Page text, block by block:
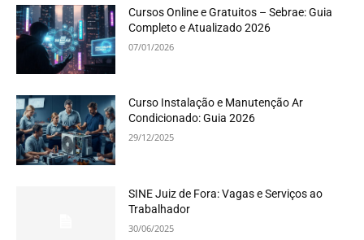
Cursos Online e Gratuitos – Sebrae: Guia
Completo e Atualizado 2026
07/01/2026
Curso Instalação e Manutenção Ar
Condicionado: Guia 2026
29/12/2025
SINE Juiz de Fora: Vagas e Serviços ao
Trabalhador
30/06/2025